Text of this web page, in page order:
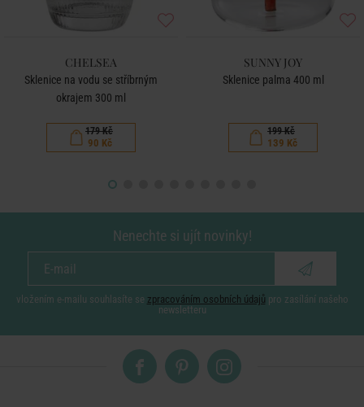
CHELSEA
Sklenice na vodu se stříbrným
okrajem 300 ml
179 Kč
90 Kč
SUNNY JOY
Sklenice palma 400 ml
199 Kč
139 Kč
Nenechte si ujít novinky!
vložením e-mailu souhlasíte se zpracováním osobních údajů pro zasílání našeho
newsletteru